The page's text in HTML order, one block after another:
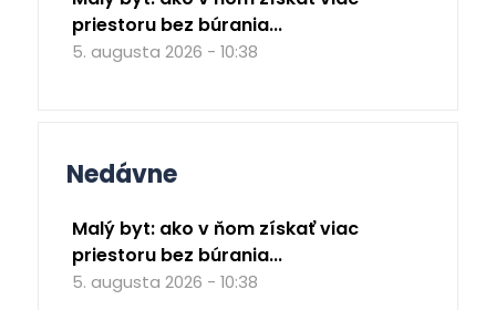
priestoru bez búrania...
5. augusta 2026 - 10:38
Nedávne
Malý byt: ako v ňom získať viac
priestoru bez búrania...
5. augusta 2026 - 10:38